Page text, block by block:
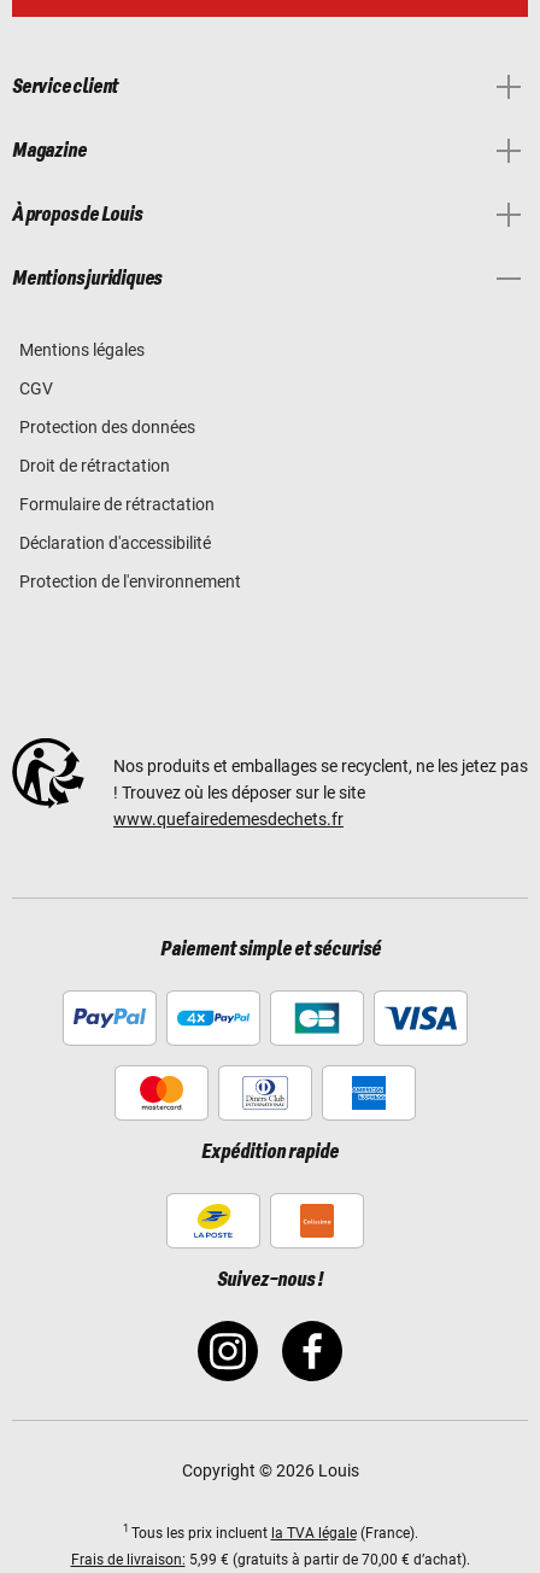
Service client
Magazine
À propos de Louis
Mentions juridiques
Mentions légales
CGV
Protection des données
Droit de rétractation
Formulaire de rétractation
Déclaration d'accessibilité
Protection de l'environnement
Nos produits et emballages se recyclent, ne les jetez pas
! Trouvez où les déposer sur le site
www.quefairedemesdechets.fr
Paiement simple et sécurisé
Expédition rapide
Suivez-nous !
Copyright © 2026 Louis
1 Tous les prix incluent la TVA légale(France).
Frais de livraison: 5,99 € (gratuits à partir de 70,00 € d’achat).